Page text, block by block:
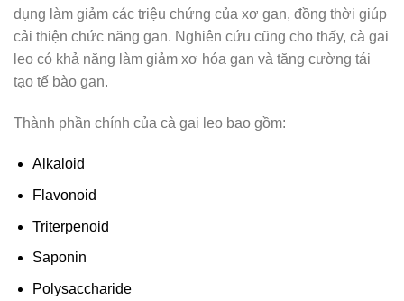
dụng làm giảm các triệu chứng của xơ gan, đồng thời giúp
cải thiện chức năng gan. Nghiên cứu cũng cho thấy, cà gai
leo có khả năng làm giảm xơ hóa gan và tăng cường tái
tạo tế bào gan.
Thành phần chính của cà gai leo bao gồm:
Alkaloid
Flavonoid
Triterpenoid
Saponin
Polysaccharide